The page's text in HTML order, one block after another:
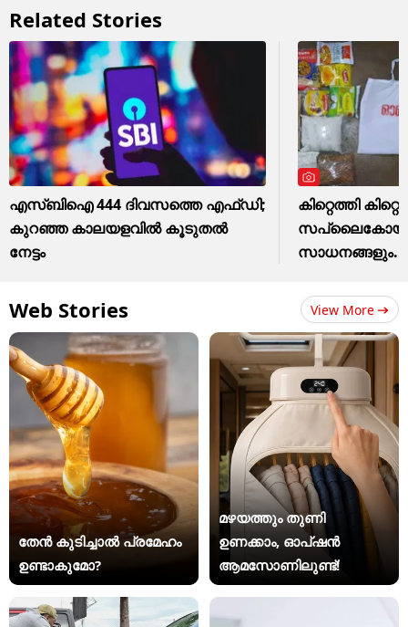
Related Stories
എസ്ബിഐ 444 ദിവസത്തെ എഫ്ഡി;
കുറഞ്ഞ കാലയളവില്‍ കൂടുതല്‍
നേട്ടം
കിറ്റെത്തി
സപ്ലൈകോയുടെ
സാധനങ്ങളും...
Web Stories View More
തേൻ കുടിച്ചാൽ പ്രമേഹം
ഉണ്ടാകുമോ?
മഴയത്തും തുണി
ഉണക്കാം, ഓപ്ഷൻ
ആമസോണിലുണ്ട്!